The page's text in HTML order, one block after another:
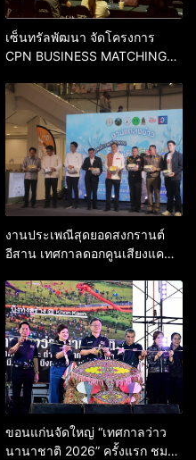
เซ็นทรัลพัฒนา จัดโครงการ
CPN BUSINESS MATCHING
ธุรกิจคู่ค้า รวมแบรนด์ดังกว่า 90
แบรนด์ทั่วภาคอีสาน ให้ขยายไป
ยังภูมิภาคต่างๆทั่วประเทศ
งานประเพณีสุดยอดสงกรานต์
อีสาน เทศกาลดอกคูนเสียงแคน
2569 ภายใต้แนวคิด สาดสุข
สนุกสนาน คลื่นมนุษย์ ถนนข้าว
เหนียว ขอนแก่น
ขอนแก่นจัดใหญ่ “เทศกาลว่าว
นานาชาติ 2026” ครั้งแรก ชม